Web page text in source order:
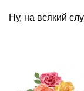
Ну, на всякий